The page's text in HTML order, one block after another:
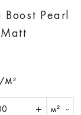
Pearl
М²
м²